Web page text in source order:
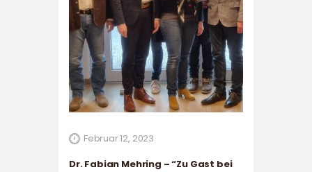
Februar 12, 2023
Dr. Fabian Mehring – “Zu Gast bei